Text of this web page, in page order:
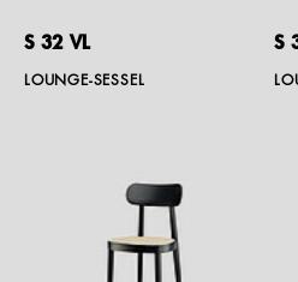
S 32 VL
LOUNGE-SESSEL
S